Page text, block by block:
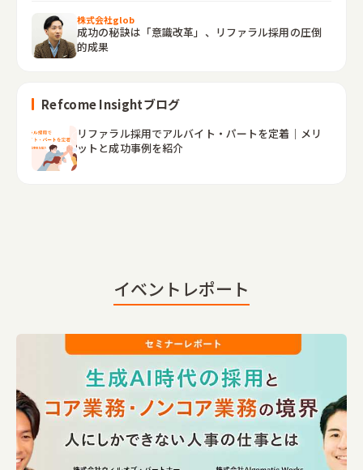
株式会社glob
成功の秘訣は「意識改革」、リファラル採用の圧倒
的成果
Refcome Insightブログ
リファラル採用でアルバイト・パートを定着｜メリ
ットと成功事例を紹介
イベントレポート